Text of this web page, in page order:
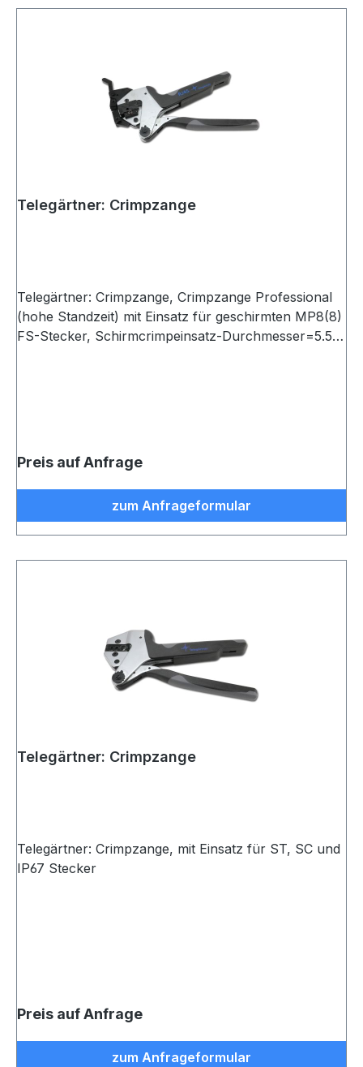
Telegärtner: Crimpzange
Telegärtner: Crimpzange, Crimpzange Professional
(hohe Standzeit) mit Einsatz für geschirmten MP8(8)
FS-Stecker, Schirmcrimpeinsatz-Durchmesser=5.5
Preis auf Anfrage
zum Anfrageformular
Telegärtner: Crimpzange
Telegärtner: Crimpzange, mit Einsatz für ST, SC und
IP67 Stecker
Preis auf Anfrage
zum Anfrageformular